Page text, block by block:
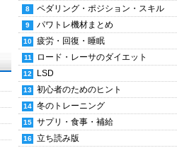
ペダリング・ポジション・スキル
パワトレ機材まとめ
疲労・回復・睡眠
ロード・レーサのダイエット
LSD
初心者のためのヒント
冬のトレーニング
サプリ・食事・補給
立ち読み版